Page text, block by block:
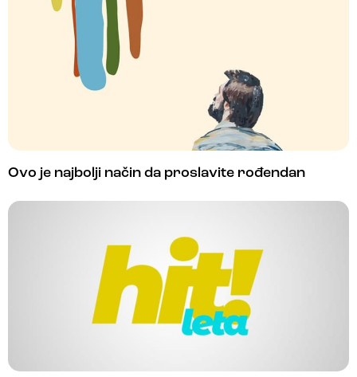
Ovo je najbolji način da proslavite rođendan